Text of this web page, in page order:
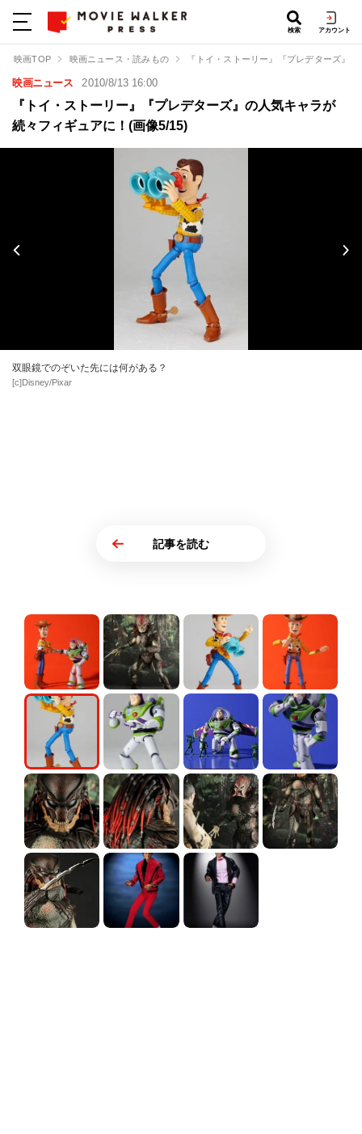
検索 アカウント
映画TOP 映画ニュース・読みもの 『トイ・ストーリー』『プレデターズ』
映画ニュース 2010/8/13 16:00
『トイ・ストーリー』『プレデターズ』の人気キャラが
続々フィギュアに！(画像5/15)
双眼鏡でのぞいた先には何がある？
[c]Disney/Pixar
記事を読む